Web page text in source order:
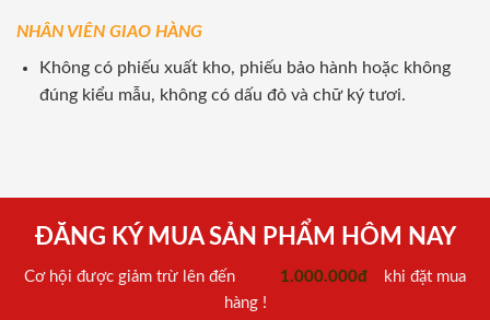
NHÂN VIÊN GIAO HÀNG
Không có phiếu xuất kho, phiếu bảo hành hoặc không
đúng kiểu mẫu, không có dấu đỏ và chữ ký tươi.
ĐĂNG KÝ MUA SẢN PHẨM HÔM NAY
Cơ hội được giảm trừ lên đến 1.000.000đ
khi đặt mua
hàng !